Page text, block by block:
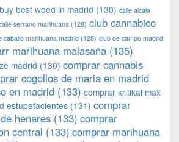
buy best weed in madrid (130) calle alcala
serrano marihuana (128) club cannabico
caballo marihuana madrid (128) club de campo madrid
marihuana malasaña (135)
madrid (130) comprar cannabis
cogollos de maria en madrid
en madrid (133) comprar kritikal max
estupefacientes (131) comprar
henares (133) comprar
central (133) comprar marihuana